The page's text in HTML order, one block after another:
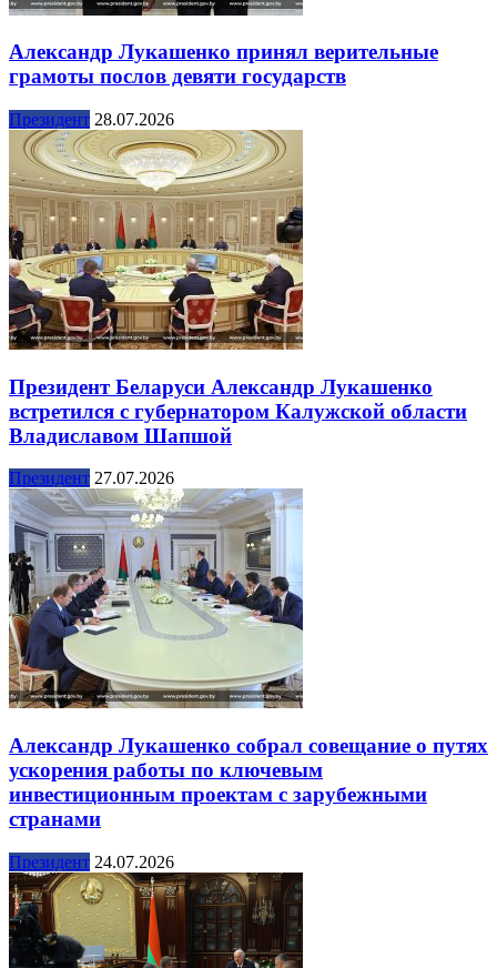
Александр Лукашенко принял верительные
грамоты послов девяти государств
Президент 28.07.2026
Президент Беларуси Александр Лукашенко
встретился с губернатором Калужской области
Владиславом Шапшой
Президент 27.07.2026
Александр Лукашенко собрал совещание о путях
ускорения работы по ключевым
инвестиционным проектам с зарубежными
странами
Президент 24.07.2026